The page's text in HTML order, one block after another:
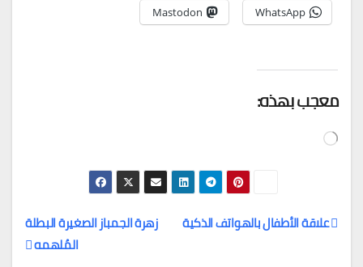
WhatsApp
Mastodon
معجب بهذه:
جاري
زهرة الجمباز الصغيرة البطلة
المُلهمه
علاقة الأطفال بالهواتف الذكية